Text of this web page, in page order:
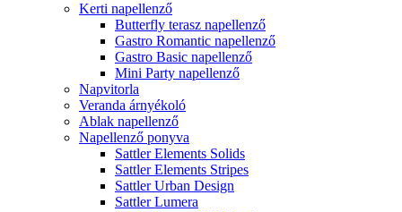
Kerti napellenző
Butterfly terasz napellenző
Gastro Romantic napellenző
Gastro Basic napellenző
Mini Party napellenző
Napvitorla
Veranda árnyékoló
Ablak napellenző
Napellenző ponyva
Sattler Elements Solids
Sattler Elements Stripes
Sattler Urban Design
Sattler Lumera